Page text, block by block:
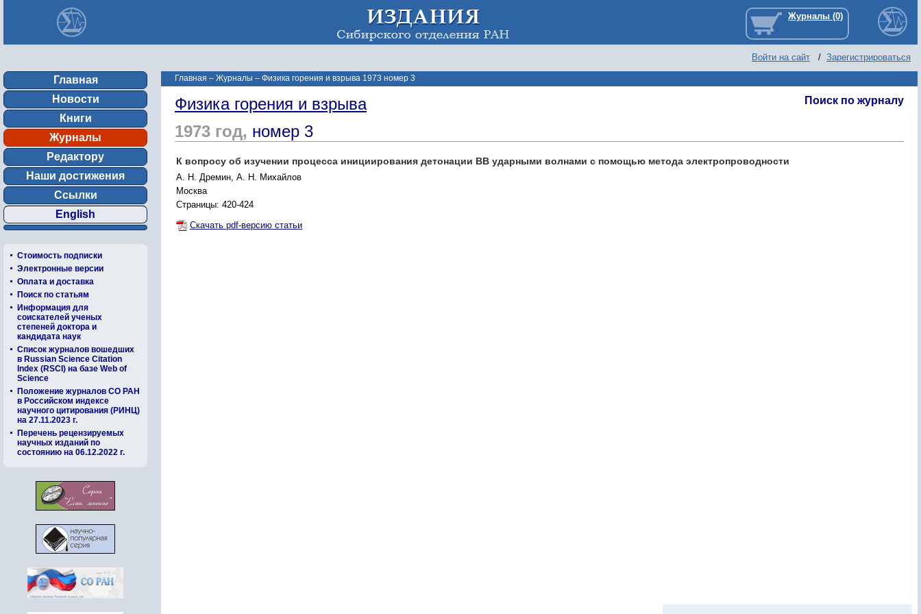
Войти на сайт / Зарегистрироваться
Главная
Новости
Книги
Журналы
Редактору
Наши достижения
Ссылки
English
Стоимость подписки
Электронные версии
Оплата и доставка
Поиск по статьям
Информация для
соискателей ученых
степеней доктора и
кандидата наук
Список журналов вошедших
в Russian Science Citation
Index (RSCI) на базе Web of
Science
Положение журналов СО РАН
в Российском индексе
научного цитирования (РИНЦ)
на 27.11.2023 г.
Перечень рецензируемых
научных изданий по
состоянию на 06.12.2022 г.
Главная – Журналы – Физика горения и взрыва 1973 номер 3
Поиск по журналу
Физика горения и взрыва
1973 год, номер 3
К вопросу об изучении процесса инициирования детонации ВВ ударными волнами с помощью метода электропроводности
А. Н. Дремин, А. Н. Михайлов
Москва
Страницы: 420-424
Скачать pdf-версию статьи